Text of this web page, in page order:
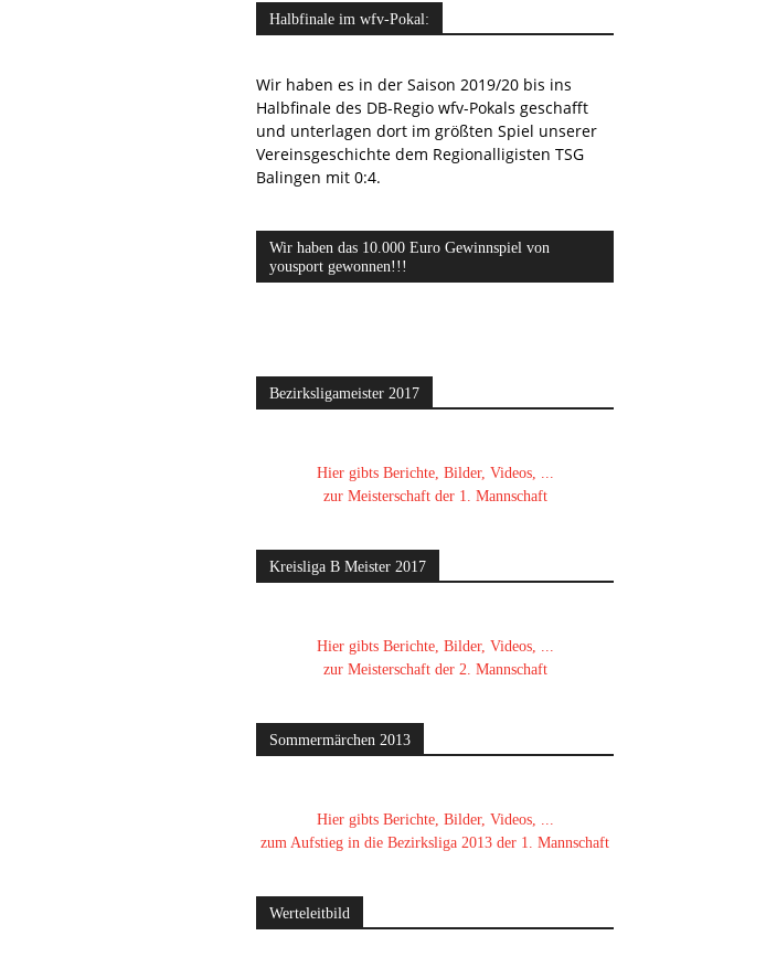
Halbfinale im wfv-Pokal:
Wir haben es in der Saison 2019/20 bis ins
Halbfinale des DB-Regio wfv-Pokals geschafft
und unterlagen dort im größten Spiel unserer
Vereinsgeschichte dem Regionalligisten TSG
Balingen mit 0:4.
Wir haben das 10.000 Euro Gewinnspiel von
yousport gewonnen!!!
Bezirksligameister 2017
Hier gibts Berichte, Bilder, Videos, ...
zur Meisterschaft der 1. Mannschaft
Kreisliga B Meister 2017
Hier gibts Berichte, Bilder, Videos, ...
zur Meisterschaft der 2. Mannschaft
Sommermärchen 2013
Hier gibts Berichte, Bilder, Videos, ...
zum Aufstieg in die Bezirksliga 2013 der 1. Mannschaft
Werteleitbild